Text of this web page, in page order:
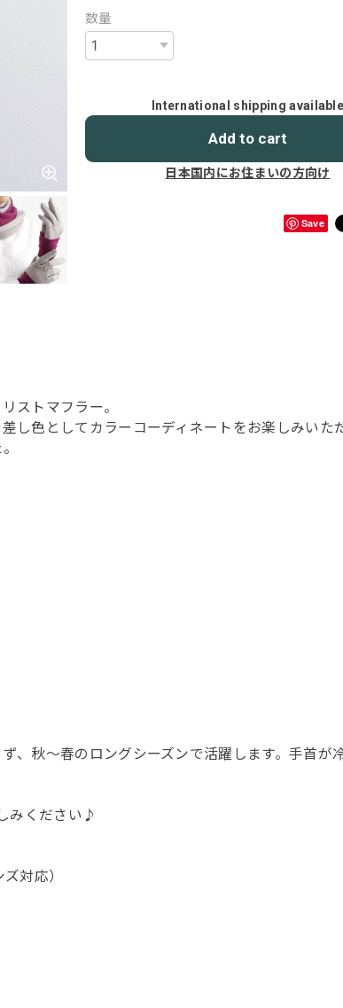
数量
International shipping
Add to cart
日本国内にお住まいの方向け
Save
ストマフラー。
し色としてカラーコーディネートをお楽しみいた
、秋～春のロングシーズンで活躍します。手首が
みください♪
対応）